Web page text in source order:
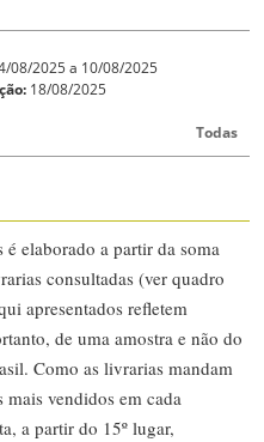
08/2025 a 10/08/2025
18/08/2025
Todas
elaborado a partir da soma
consultadas (ver quadro
apresentados refletem
de uma amostra e não do
Como as livrarias mandam
vendidos em cada
a partir do 15º lugar,